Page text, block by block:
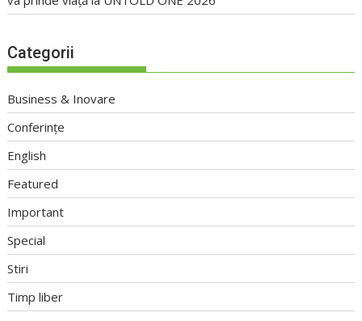
Categorii
Business & Inovare
Conferințe
English
Featured
Important
Special
Stiri
Timp liber